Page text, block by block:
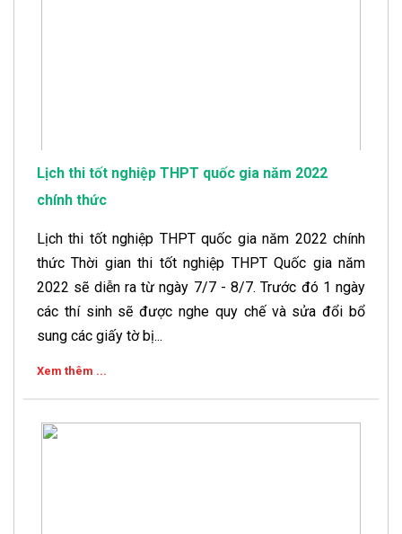
Lịch thi tốt nghiệp THPT quốc gia năm 2022
chính thức
Lịch thi tốt nghiệp THPT quốc gia năm 2022 chính
thức Thời gian thi tốt nghiệp THPT Quốc gia năm
2022 sẽ diễn ra từ ngày 7/7 - 8/7. Trước đó 1 ngày
các thí sinh sẽ được nghe quy chế và sửa đổi bổ
sung các giấy tờ bị...
Xem thêm ...